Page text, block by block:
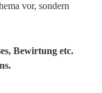
vor, sondern
Bewirtung etc.